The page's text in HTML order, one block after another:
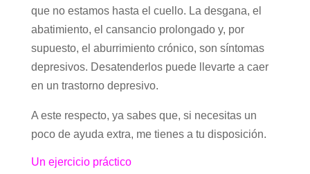
que no estamos hasta el cuello. La desgana, el
abatimiento, el cansancio prolongado y, por
supuesto, el aburrimiento crónico, son síntomas
depresivos. Desatenderlos puede llevarte a caer
en un trastorno depresivo.
A este respecto, ya sabes que, si necesitas un
poco de ayuda extra, me tienes a tu disposición.
Un ejercicio práctico